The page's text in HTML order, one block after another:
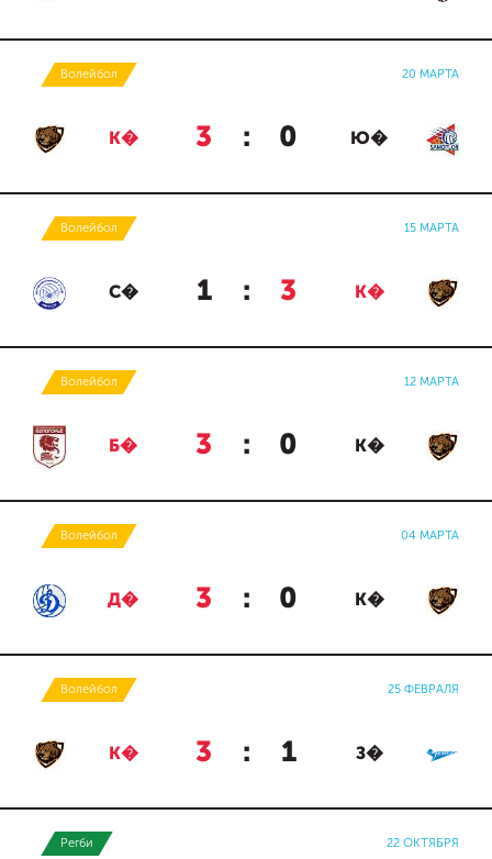
Волейбол 20 МАРТА
К� 3 : 0 Ю�
Волейбол 15 МАРТА
С� 1 : 3 К�
Волейбол 12 МАРТА
Б� 3 : 0 К�
Волейбол 04 МАРТА
Д� 3 : 0 К�
Волейбол 25 ФЕВРАЛЯ
К� 3 : 1 З�
Регби 22 ОКТЯБРЯ